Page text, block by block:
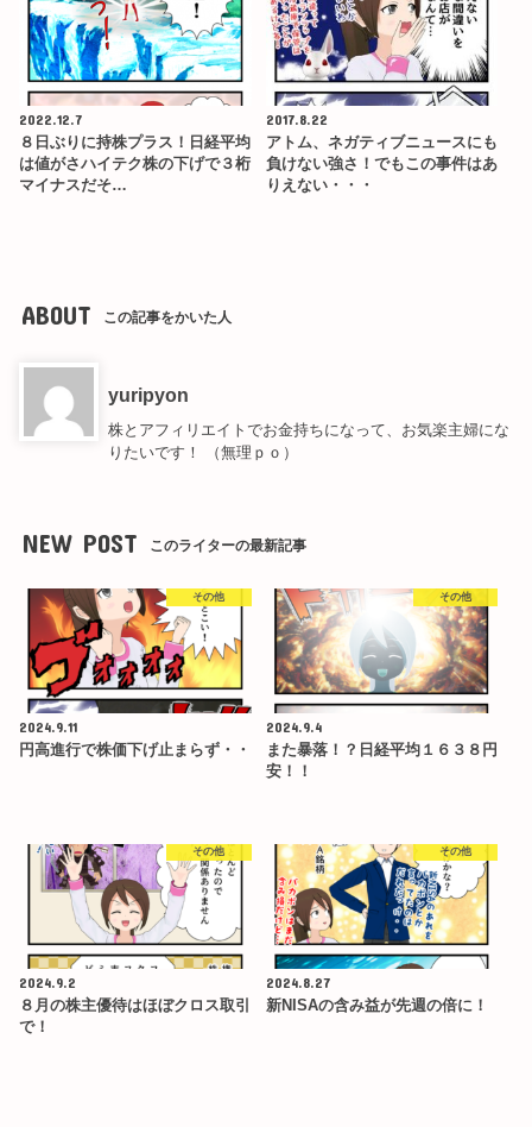
2022.12.7
８日ぶりに持株プラス！日経平均
は値がさハイテク株の下げで３桁
マイナスだそ…
2017.8.22
アトム、ネガティブニュースにも
負けない強さ！でもこの事件はあ
りえない・・・
ABOUT この記事をかいた人
yuripyon
株とアフィリエイトでお金持ちになって、お気楽主婦にな
りたいです！ （無理ｐｏ）
NEW POST このライターの最新記事
その他
2024.9.11
円高進行で株価下げ止まらず・・
その他
2024.9.4
また暴落！？日経平均１６３８円
安！！
その他
2024.9.2
８月の株主優待はほぼクロス取引
で！
その他
2024.8.27
新NISAの含み益が先週の倍に！